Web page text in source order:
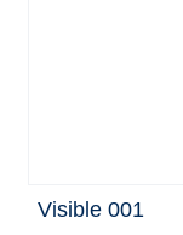
Visible 001